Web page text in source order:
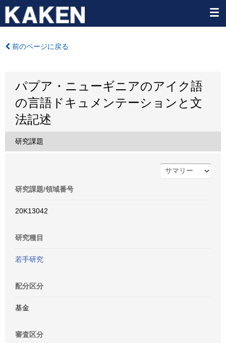
前のページに戻る
パプア・ニューギニアのアイク語
の言語ドキュメンテーションと文
法記述
研究課題
研究課題/領域番号
20K13042
研究種目
若手研究
配分区分
基金
審査区分